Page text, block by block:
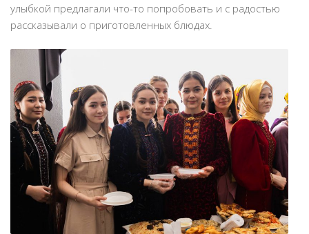
улыбкой предлагали что-то попробовать и с радостью
рассказывали о приготовленных блюдах.